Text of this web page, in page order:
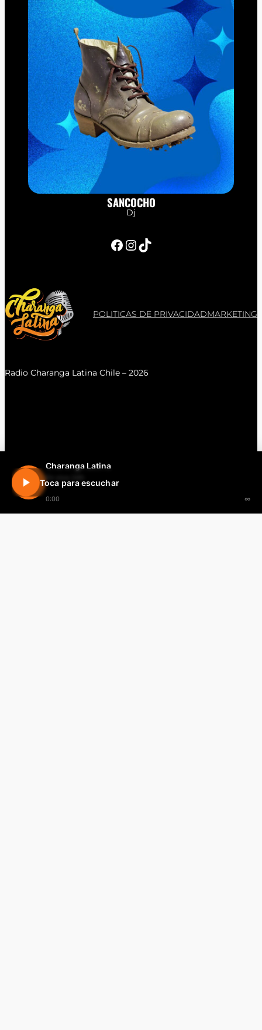
Charanga Latina
En vivo 24h
0:00 ∞
Toca para escuchar
SANCOCHO
Dj
Facebook InstagramTikTok
POLITICAS DE PRIVACIDADMARKETING
Radio Charanga Latina Chile – 2026